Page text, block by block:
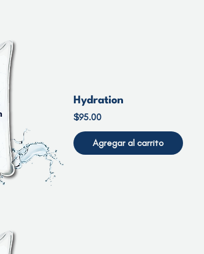
Hydration
Precio
$95.00
Agregar al carrito